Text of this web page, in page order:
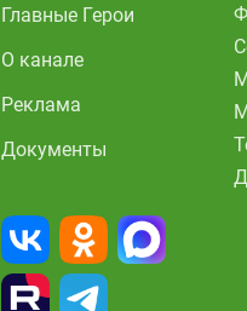
Главные Герои
О канале
Реклама
Документы